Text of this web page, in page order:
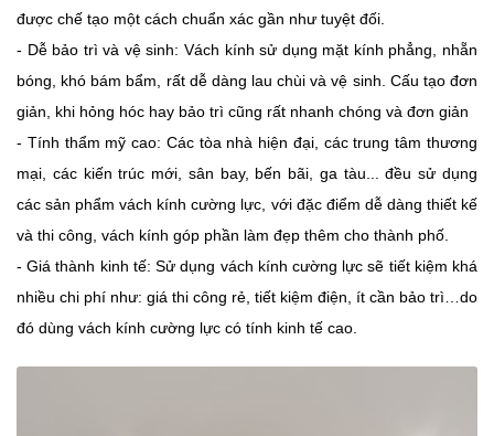
được chế tạo một cách chuẩn xác gần như tuyệt đối.
- Dễ bảo trì và vệ sinh: Vách kính sử dụng mặt kính phẳng, nhẵn
bóng, khó bám bẩm, rất dễ dàng lau chùi và vệ sinh. Cấu tạo đơn
giản, khi hỏng hóc hay bảo trì cũng rất nhanh chóng và đơn giản
- Tính thẩm mỹ cao: Các tòa nhà hiện đại, các trung tâm thương
mại, các kiến trúc mới, sân bay, bến bãi, ga tàu... đều sử dụng
các sản phẩm vách kính cường lực, với đặc điểm dễ dàng thiết kế
và thi công, vách kính góp phần làm đẹp thêm cho thành phố.
- Giá thành kinh tế: Sử dụng vách kính cường lực sẽ tiết kiệm khá
nhiều chi phí như: giá thi công rẻ, tiết kiệm điện, ít cần bảo trì…do
đó dùng vách kính cường lực có tính kinh tế cao.